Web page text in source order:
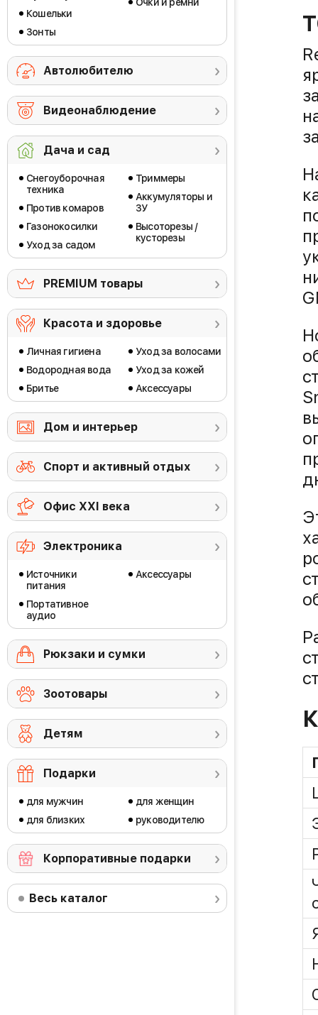
Кошельки
Зонты
Автолюбителю
Видеонаблюдение
Дача и сад
Снегоуборочная
техника
Против комаров
Газонокосилки
Уход за садом
Триммеры
Аккумуляторы и
ЗУ
Высоторезы /
кусторезы
PREMIUM товары
Красота и здоровье
Личная гигиена
Водородная вода
Бритье
Уход за волосами
Уход за кожей
Аксессуары
Дом и интерьер
Спорт и активный отдых
Офис ХХI века
Электроника
Источники
питания
Портативное
аудио
Аксессуары
Рюкзаки и сумки
Зоотовары
Детям
Подарки
для мужчин
для близких
для женщин
руководителю
Корпоративные подарки
Весь каталог